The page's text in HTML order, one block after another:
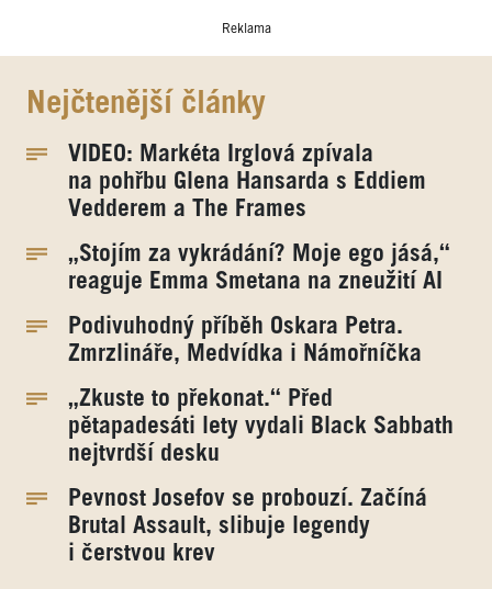
Reklama
Nejčtenější články
VIDEO: Markéta Irglová zpívala
na pohřbu Glena Hansarda s Eddiem
Vedderem a The Frames
„Stojím za vykrádání? Moje ego jásá,“
reaguje Emma Smetana na zneužití AI
Podivuhodný příběh Oskara Petra.
Zmrzlináře, Medvídka i Námořníčka
„Zkuste to překonat.“ Před
pětapadesáti lety vydali Black Sabbath
nejtvrdší desku
Pevnost Josefov se probouzí. Začíná
Brutal Assault, slibuje legendy
i čerstvou krev